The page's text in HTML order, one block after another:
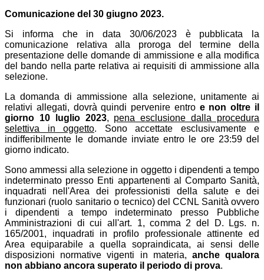
Comunicazione del 30 giugno 2023.
Si informa che in data 30/06/2023 è pubblicata la
comunicazione relativa alla proroga del termine della
presentazione delle domande di ammissione e alla modifica
del bando nella parte relativa ai requisiti di ammissione alla
selezione.
La domanda di ammissione alla selezione, unitamente ai
relativi allegati, dovrà quindi pervenire entro e non oltre il
giorno 10 luglio 2023, pena esclusione dalla procedura
selettiva in oggetto. Sono accettate esclusivamente e
indifferibilmente le domande inviate entro le ore 23:59 del
giorno indicato.
Sono ammessi alla selezione in oggetto i dipendenti a tempo
indeterminato presso Enti appartenenti al Comparto Sanità,
inquadrati nell'Area dei professionisti della salute e dei
funzionari (ruolo sanitario o tecnico) del CCNL Sanità ovvero
i dipendenti a tempo indeterminato presso Pubbliche
Amministrazioni di cui all'art. 1, comma 2 del D. Lgs. n.
165/2001, inquadrati in profilo professionale attinente ed
Area equiparabile a quella sopraindicata, ai sensi delle
disposizioni normative vigenti in materia, anche qualora
non abbiano ancora superato il periodo di prova.